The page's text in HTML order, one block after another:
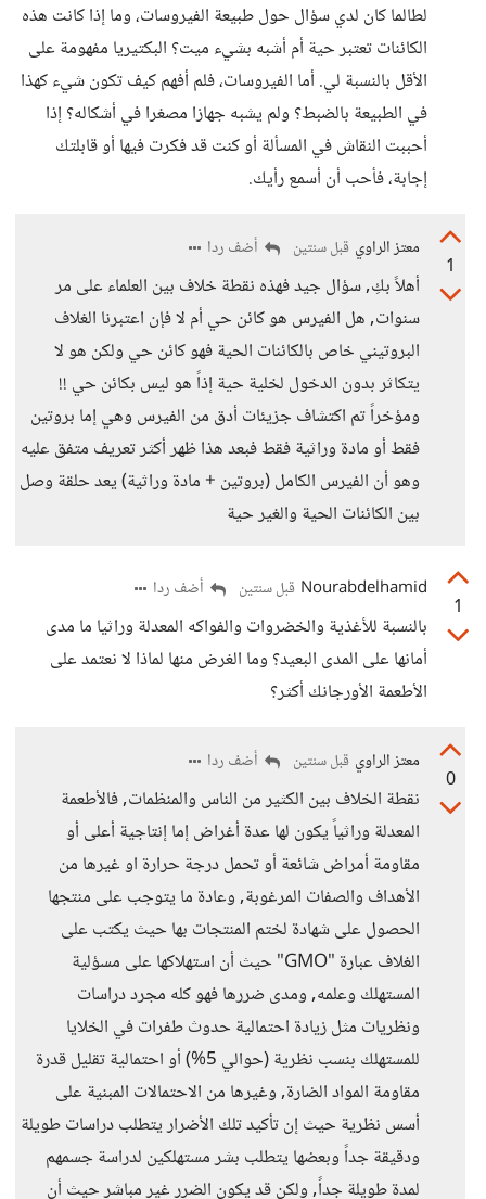
لطالما كان لدي سؤال حول طبيعة الفيروسات، وما إذا كانت هذه
الكائنات تعتبر حية أم أشبه بشيء ميت؟ البكتيريا مفهومة على
الأقل بالنسبة لي. أما الفيروسات، فلم أفهم كيف تكون شيء كهذا
في الطبيعة بالضبط؟ ولم يشبه جهازا مصغرا في أشكاله؟ إذا
أحببت النقاش في المسألة أو كنت قد فكرت فيها أو قابلتك
إجابة، فأحب أن أسمع رأيك.
1
معتز الراوي قبل سنتين أضف ردا
أهلاً بكِ, سؤال جيد فهذه نقطة خلاف بين العلماء على مر
سنوات, هل الفيرس هو كائن حي أم لا فإن اعتبرنا الغلاف
البروتيني خاص بالكائنات الحية فهو كائن حي ولكن هو لا
يتكاثر بدون الدخول لخلية حية إذاً هو ليس بكائن حي !!
ومؤخراً تم اكتشاف جزيئات أدق من الفيرس وهي إما بروتين
فقط أو مادة وراثية فقط فبعد هذا ظهر أكثر تعريف متفق عليه
وهو أن الفيرس الكامل (بروتين + مادة وراثية) يعد حلقة وصل
بين الكائنات الحية والغير حية
1
Nourabdelhamid قبل سنتين أضف ردا
بالنسبة للأغذية والخضروات والفواكه المعدلة وراثيا ما مدى
أمانها على المدى البعيد؟ وما الغرض منها لماذا لا نعتمد على
الأطعمة الأورجانك أكثر؟
0
معتز الراوي قبل سنتين أضف ردا
نقطة الخلاف بين الكثير من الناس والمنظمات, فالأطعمة
المعدلة وراثياً يكون لها عدة أغراض إما إنتاجية أعلى أو
مقاومة أمراض شائعة أو تحمل درجة حرارة او غيرها من
الأهداف والصفات المرغوبة, وعادة ما يتوجب على منتجها
الحصول على شهادة لختم المنتجات بها حيث يكتب على
الغلاف عبارة "GMO" حيث أن استهلاكها على مسؤلية
المستهلك وعلمه, ومدى ضررها فهو كله مجرد دراسات
ونظريات مثل زيادة احتمالية حدوث طفرات في الخلايا
للمستهلك بنسب نظرية (حوالي 5%) أو احتمالية تقليل قدرة
مقاومة المواد الضارة, وغيرها من الاحتمالات المبنية على
أسس نظرية حيث إن تأكيد تلك الأضرار يتطلب دراسات طويلة
ودقيقة جداً وبعضها يتطلب بشر مستهلكين لدراسة جسمهم
لمدة طويلة جداً, ولكن قد يكون الضرر غير مباشر حيث أن